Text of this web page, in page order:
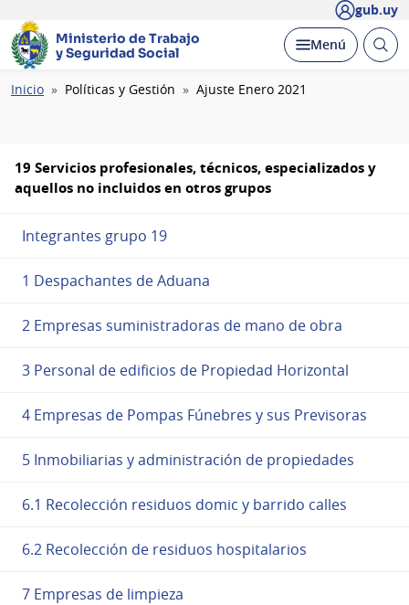
gub.uy
Ministerio de Trabajo
y Seguridad Social
Desplegar
Menú Abrir
Ruta
Inicio Políticas y Gestión Ajuste Enero 2021
19 Servicios profesionales, técnicos, especializados y
aquellos no incluidos en otros grupos
Integrantes grupo 19
1 Despachantes de Aduana
2 Empresas suministradoras de mano de obra
3 Personal de edificios de Propiedad Horizontal
4 Empresas de Pompas Fúnebres y sus Previsoras
5 Inmobiliarias y administración de propiedades
6.1 Recolección residuos domic y barrido calles
6.2 Recolección de residuos hospitalarios
7 Empresas de limpieza